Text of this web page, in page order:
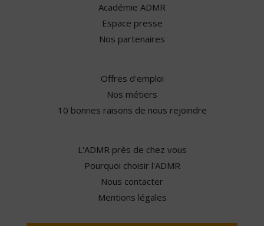
Académie ADMR
Espace presse
Nos partenaires
Offres d'emploi
Nos métiers
10 bonnes raisons de nous rejoindre
L'ADMR près de chez vous
Pourquoi choisir l'ADMR
Nous contacter
Mentions légales